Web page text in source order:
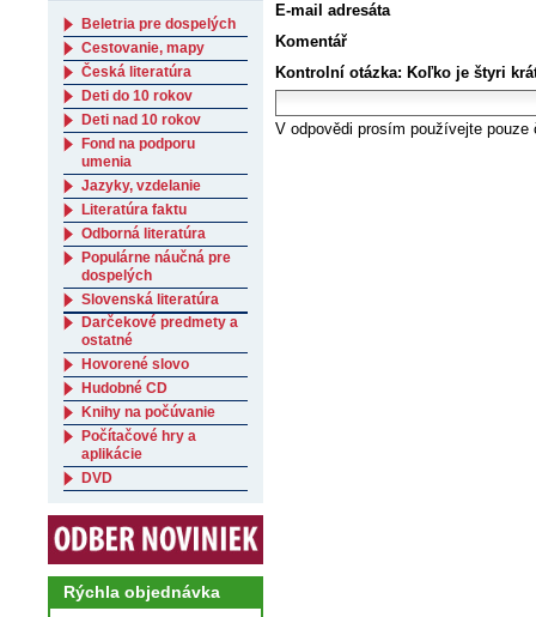
E-mail adresáta
Komentář
Kontrolní otázka: Koľko je štyri
V odpovědi prosím používejte pouze
Beletria pre dospelých
Cestovanie, mapy
Česká literatúra
Deti do 10 rokov
Deti nad 10 rokov
Fond na podporu
umenia
Jazyky, vzdelanie
Literatúra faktu
Odborná literatúra
Populárne náučná pre
dospelých
Slovenská literatúra
Darčekové predmety a
ostatné
Hovorené slovo
Hudobné CD
Knihy na počúvanie
Počítačové hry a
aplikácie
DVD
Rýchla objednávka